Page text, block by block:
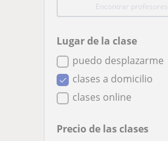
Encontrar profesores
Lugar de la clase
puedo desplazarme
clases a domicilio
clases online
Precio de las clases